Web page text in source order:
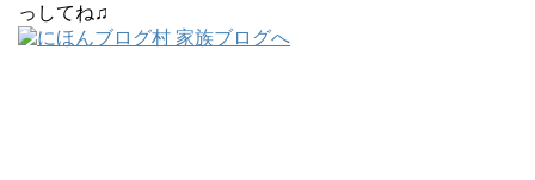
っしてね♫